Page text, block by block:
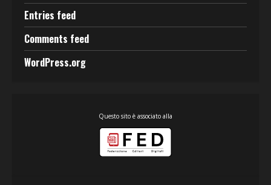
Entries feed
Comments feed
WordPress.org
Questo sito è associato alla